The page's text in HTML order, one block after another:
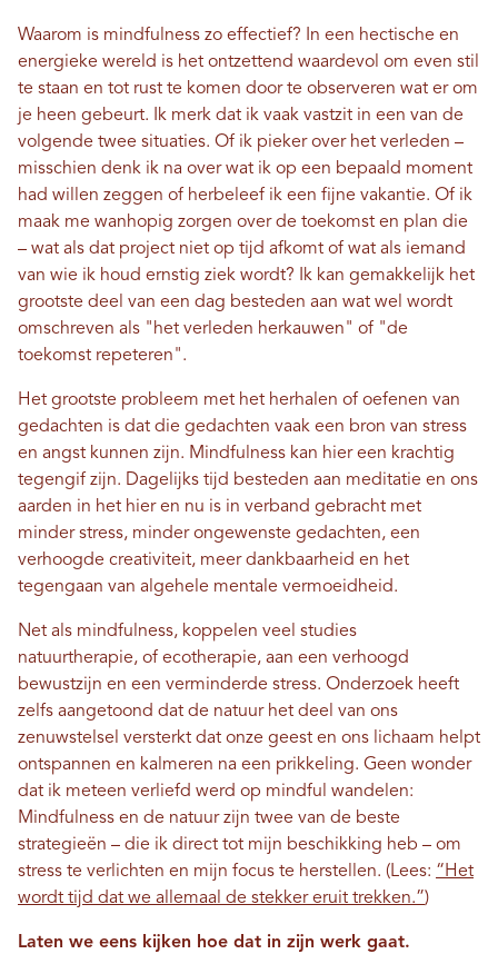
Waarom is mindfulness zo effectief? In een hectische en
energieke wereld is het ontzettend waardevol om even stil
te staan ​​en tot rust te komen door te observeren wat er om
je heen gebeurt. Ik merk dat ik vaak vastzit in een van de
volgende twee situaties. Of ik pieker over het verleden –
misschien denk ik na over wat ik op een bepaald moment
had willen zeggen of herbeleef ik een fijne vakantie. Of ik
maak me wanhopig zorgen over de toekomst en plan die
– wat als dat project niet op tijd afkomt of wat als iemand
van wie ik houd ernstig ziek wordt? Ik kan gemakkelijk het
grootste deel van een dag besteden aan wat wel wordt
omschreven als "het verleden herkauwen" of "de
toekomst repeteren".
Het grootste probleem met het herhalen of oefenen van
gedachten is dat die gedachten vaak een bron van stress
en angst kunnen zijn. Mindfulness kan hier een krachtig
tegengif zijn. Dagelijks tijd besteden aan meditatie en ons
aarden in het hier en nu is in verband gebracht met
minder stress, minder ongewenste gedachten, een
verhoogde creativiteit, meer dankbaarheid en het
tegengaan van algehele mentale vermoeidheid.
Net als mindfulness, koppelen veel studies
natuurtherapie, of ecotherapie, aan een verhoogd
bewustzijn en een verminderde stress. Onderzoek heeft
zelfs aangetoond dat de natuur het deel van ons
zenuwstelsel versterkt dat onze geest en ons lichaam helpt
ontspannen en kalmeren na een prikkeling. Geen wonder
dat ik meteen verliefd werd op mindful wandelen:
Mindfulness en de natuur zijn twee van de beste
strategieën – die ik direct tot mijn beschikking heb – om
stress te verlichten en mijn focus te herstellen. (Lees: “Het
wordt tijd dat we allemaal de stekker eruit trekken.”)
Laten we eens kijken hoe dat in zijn werk gaat.